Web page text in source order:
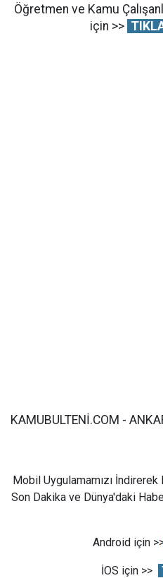
Öğretmen ve Kamu
için >>
KAMUBULTENİ.COM -
Mobil Uygulamamızı İndirerek
Son Dakika ve Dünya'daki
Android için
İOS için >>